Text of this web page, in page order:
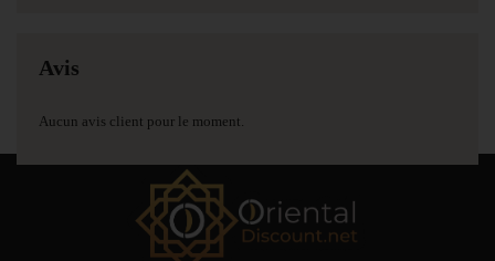
Avis
Aucun avis client pour le moment.